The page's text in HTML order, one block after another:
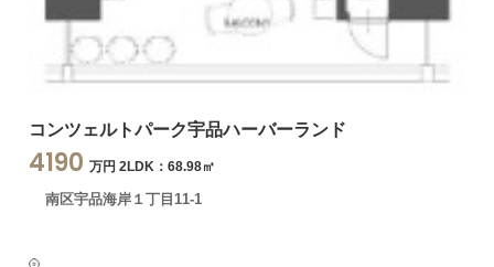
コンツェルトパーク宇品ハーバーランド
4190 万円 2LDK：68.98㎡
南区宇品海岸１丁目11-1